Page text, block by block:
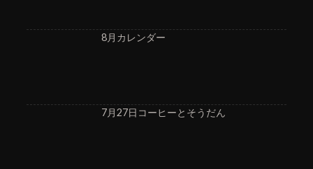
8月カレンダー
7月27日コーヒーとそうだん